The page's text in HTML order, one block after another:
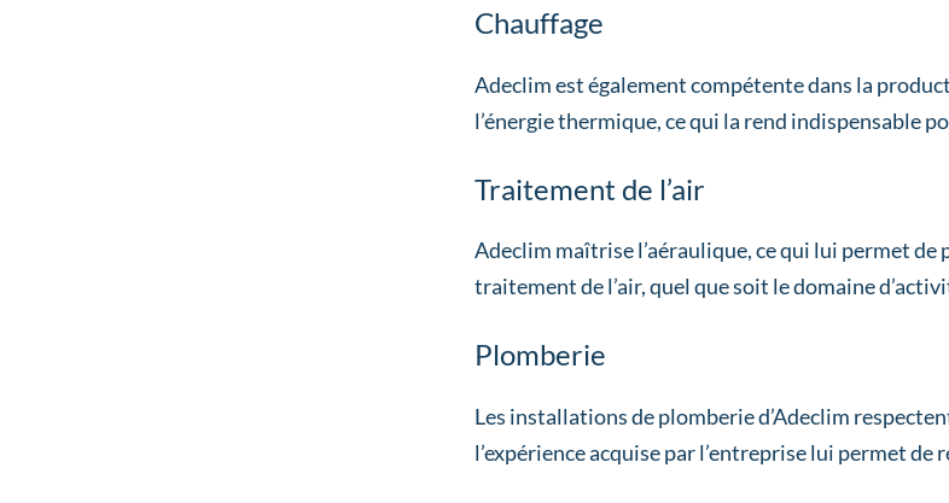
Chauffage
Adeclim est également compétente dans la
l’énergie thermique, ce qui la rend indispensable
Traitement de l’air
Adeclim maîtrise l’aéraulique, ce qui lui permet
traitement de l’air, quel que soit le domaine
Plomberie
Les installations de plomberie d’Adeclim
l’expérience acquise par l’entreprise lui permet